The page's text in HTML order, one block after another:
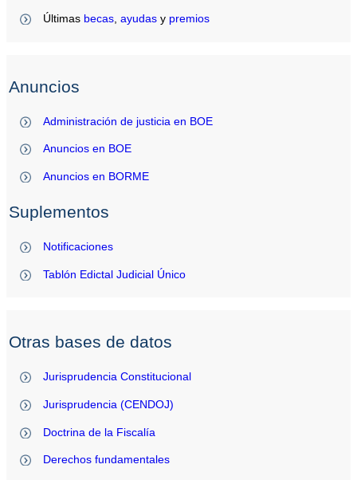
Últimas becas ,ayudas y premios
Anuncios
Administración de justicia en BOE
Anuncios en BOE
Anuncios en BORME
Suplementos
Notificaciones
Tablón Edictal Judicial Único
Otras bases de datos
Jurisprudencia Constitucional
Jurisprudencia (CENDOJ)
Doctrina de la Fiscalía
Derechos fundamentales